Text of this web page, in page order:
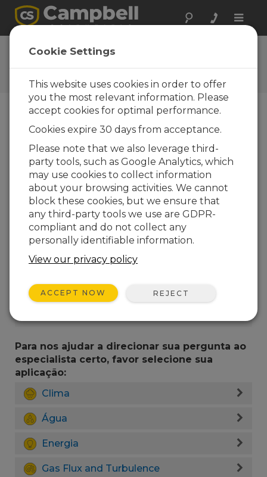
Toggle
Ask a Question
Typical response time of one
business day
nossos especialistas entrará em contato com você.
*=campo obrigatório.
Favor selecionar seu tipo de pergunta:
Vendas
Suporte
Insira sua pergunta aqui:
Para nos ajudar a direcionar sua pergunta ao
especialista certo, favor selecione sua
aplicação:
Clima
Água
Energia
Gas Flux and Turbulence
Cookie Settings
This website uses cookies in order to offer
you the most relevant information. Please
accept cookies for optimal performance.
Cookies expire 30 days from acceptance.
Please note that we also leverage third-
party tools, such as Google Analytics, which
may use cookies to collect information
about your browsing activities. We cannot
block these cookies, but we ensure that
any third-party tools we use are GDPR-
compliant and do not collect any
personally identifiable information.
View our privacy policy
ACCEPT NOW REJECT